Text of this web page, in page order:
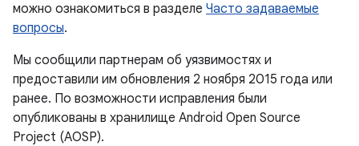
можно ознакомиться в разделе Часто задаваемые
вопросы.
Мы сообщили партнерам об уязвимостях и
предоставили им обновления 2 ноября 2015 года или
ранее. По возможности исправления были
опубликованы в хранилище Android Open Source
Project (AOSP).